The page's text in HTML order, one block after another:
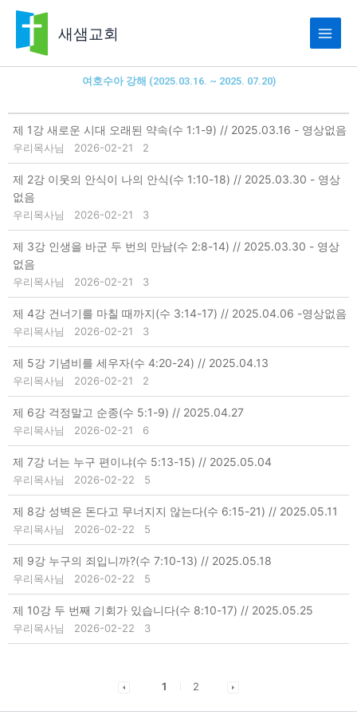
새샘교회
여호수아 강해 (2025.03.16. ~ 2025. 07.20)
제 1강 새로운 시대 오래된 약속(수 1:1-9) // 2025.03.16 - 영상없음
우리목사님 2026-02-21 2
제 2강 이웃의 안식이 나의 안식(수 1:10-18) // 2025.03.30 - 영상
없음
우리목사님 2026-02-21 3
제 3강 인생을 바군 두 번의 만남(수 2:8-14) // 2025.03.30 - 영상
없음
우리목사님 2026-02-21 3
제 4강 건너기를 마칠 때까지(수 3:14-17) // 2025.04.06 -영상없음
우리목사님 2026-02-21 3
제 5강 기념비를 세우자(수 4:20-24) // 2025.04.13
우리목사님 2026-02-21 2
제 6강 걱정말고 순종(수 5:1-9) // 2025.04.27
우리목사님 2026-02-21 6
제 7강 너는 누구 편이냐(수 5:13-15) // 2025.05.04
우리목사님 2026-02-22 5
제 8강 성벽은 돈다고 무너지지 않는다(수 6:15-21) // 2025.05.11
우리목사님 2026-02-22 5
제 9강 누구의 죄입니까?(수 7:10-13) // 2025.05.18
우리목사님 2026-02-22 5
제 10강 두 번째 기회가 있습니다(수 8:10-17) // 2025.05.25
우리목사님 2026-02-22 3
1 2